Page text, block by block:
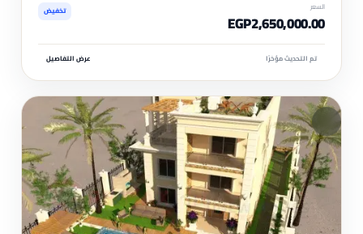
السعر
EGP2,650,000.00 تخفيض
تم التحديث مؤخرًا عرض التفاصيل